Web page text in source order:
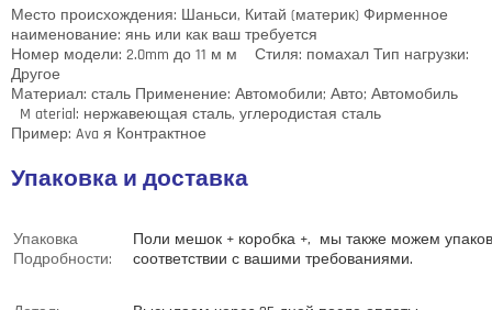
Место происхождения: Шаньси, Китай (материк) Фирменное
наименование: янь или как ваш требуется
Номер модели: 2.0mm до 11 м м Стиля: помахал Тип нагрузки:
Другое
Материал: сталь Применение: Автомобили; Авто; Автомобиль
M aterial: нержавеющая сталь, углеродистая сталь
Пример: Ava я Контрактное
Упаковка и доставка
Упаковка
Подробности:
Поли мешок + коробка +, мы также можем
соответствии с вашими требованиями.